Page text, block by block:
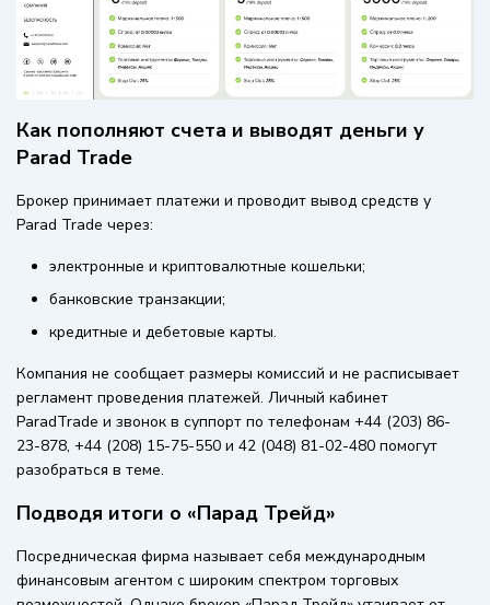
Как пополняют счета и выводят деньги у
Parad Trade
Брокер принимает платежи и проводит вывод средств у
Parad Trade через:
электронные и криптовалютные кошельки;
банковские транзакции;
кредитные и дебетовые карты.
Компания не сообщает размеры комиссий и не расписывает
регламент проведения платежей. Личный кабинет
ParadTrade и звонок в суппорт по телефонам +44 (203) 86-
23-878, +44 (208) 15-75-550 и 42 (048) 81-02-480 помогут
разобраться в теме.
Подводя итоги о «Парад Трейд»
Посредническая фирма называет себя международным
финансовым агентом с широким спектром торговых